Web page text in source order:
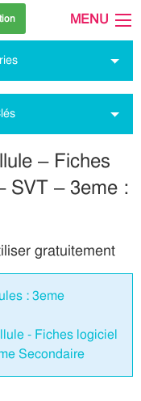
MENU
– Fiches
SVT – 3eme :
gratuitement
: 3eme
- Fiches logiciel
Secondaire